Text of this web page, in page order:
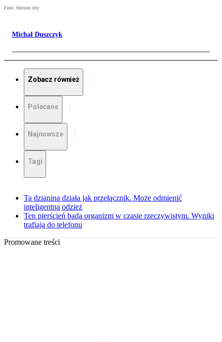
Foto: bitcoin city
Michał Duszczyk
Zobacz również
Polecane
Najnowsze
Tagi
Ta dzianina działa jak przełącznik. Może odmienić
inteligentną odzież
Ten pierścień bada organizm w czasie rzeczywistym. Wyniki
trafiają do telefonu
Promowane treści